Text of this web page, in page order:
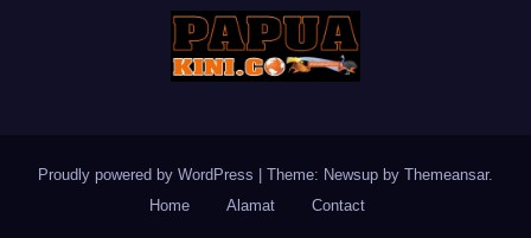
Proudly powered by WordPress Theme: Newsup by Themeansar.
Home
Alamat Contact